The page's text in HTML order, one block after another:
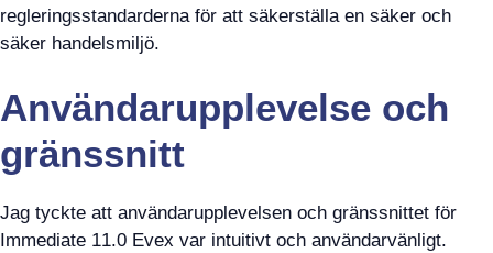
regleringsstandarderna för att säkerställa en säker och
säker handelsmiljö.
Användarupplevelse och
gränssnitt
Jag tyckte att användarupplevelsen och gränssnittet för
Immediate 11.0 Evex var intuitivt och användarvänligt.